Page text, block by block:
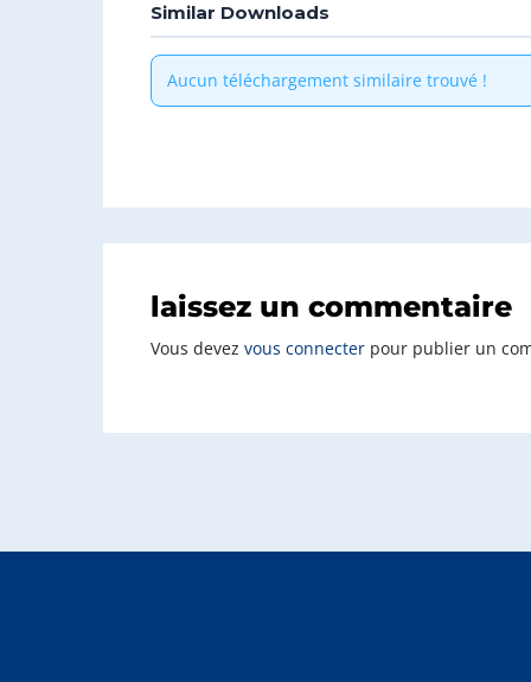
Similar Downloads
Aucun téléchargement similaire trouvé !
laissez un commentaire
Vous devez vous connecter pour publier un